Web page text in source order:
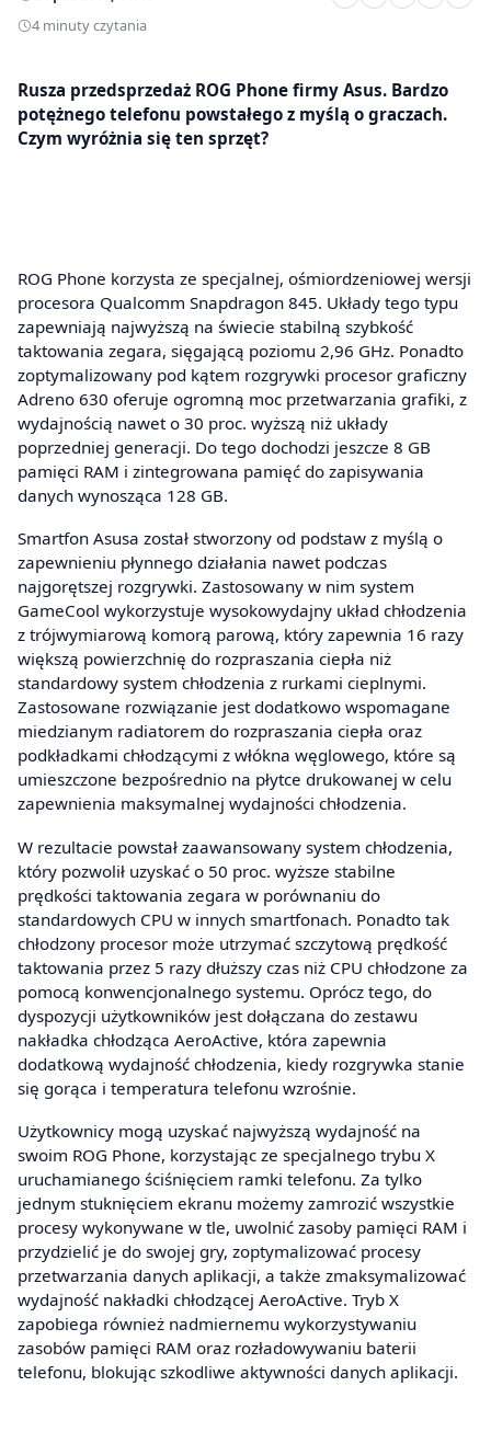
4 minuty czytania
Rusza przedsprzedaż ROG Phone firmy Asus. Bardzo
potężnego telefonu powstałego z myślą o graczach.
Czym wyróżnia się ten sprzęt?
ROG Phone korzysta ze specjalnej, ośmiordzeniowej wersji
procesora Qualcomm Snapdragon 845. Układy tego typu
zapewniają najwyższą na świecie stabilną szybkość
taktowania zegara, sięgającą poziomu 2,96 GHz. Ponadto
zoptymalizowany pod kątem rozgrywki procesor graficzny
Adreno 630 oferuje ogromną moc przetwarzania grafiki, z
wydajnością nawet o 30 proc. wyższą niż układy
poprzedniej generacji. Do tego dochodzi jeszcze 8 GB
pamięci RAM i zintegrowana pamięć do zapisywania
danych wynosząca 128 GB.
Smartfon Asusa został stworzony od podstaw z myślą o
zapewnieniu płynnego działania nawet podczas
najgorętszej rozgrywki. Zastosowany w nim system
GameCool wykorzystuje wysokowydajny układ chłodzenia
z trójwymiarową komorą parową, który zapewnia 16 razy
większą powierzchnię do rozpraszania ciepła niż
standardowy system chłodzenia z rurkami cieplnymi.
Zastosowane rozwiązanie jest dodatkowo wspomagane
miedzianym radiatorem do rozpraszania ciepła oraz
podkładkami chłodzącymi z włókna węglowego, które są
umieszczone bezpośrednio na płytce drukowanej w celu
zapewnienia maksymalnej wydajności chłodzenia.
W rezultacie powstał zaawansowany system chłodzenia,
który pozwolił uzyskać o 50 proc. wyższe stabilne
prędkości taktowania zegara w porównaniu do
standardowych CPU w innych smartfonach. Ponadto tak
chłodzony procesor może utrzymać szczytową prędkość
taktowania przez 5 razy dłuższy czas niż CPU chłodzone za
pomocą konwencjonalnego systemu. Oprócz tego, do
dyspozycji użytkowników jest dołączana do zestawu
nakładka chłodząca AeroActive, która zapewnia
dodatkową wydajność chłodzenia, kiedy rozgrywka stanie
się gorąca i temperatura telefonu wzrośnie.
Użytkownicy mogą uzyskać najwyższą wydajność na
swoim ROG Phone, korzystając ze specjalnego trybu X
uruchamianego ściśnięciem ramki telefonu. Za tylko
jednym stuknięciem ekranu możemy zamrozić wszystkie
procesy wykonywane w tle, uwolnić zasoby pamięci RAM i
przydzielić je do swojej gry, zoptymalizować procesy
przetwarzania danych aplikacji, a także zmaksymalizować
wydajność nakładki chłodzącej AeroActive. Tryb X
zapobiega również nadmiernemu wykorzystywaniu
zasobów pamięci RAM oraz rozładowywaniu baterii
telefonu, blokując szkodliwe aktywności danych aplikacji.